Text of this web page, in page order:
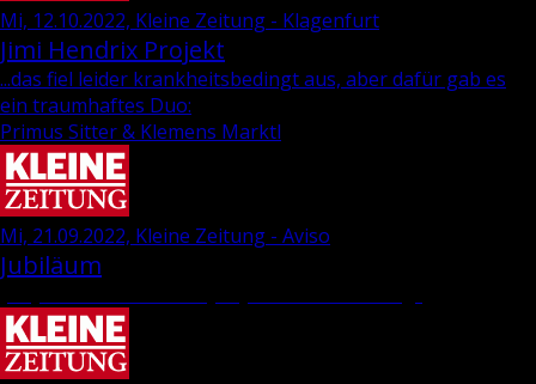
Mi, 12.10.2022, Kleine Zeitung - Klagenfurt
Jimi Hen­d­rix Pro­jekt
...das fiel leider krankheitsbedingt aus, aber dafür gab es
ein traumhaftes Duo:
Primus Sitter & Klemens Marktl
Mi, 21.09.2022, Kleine Zeitung - Aviso
Jubiläum